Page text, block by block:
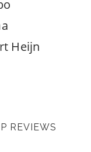
Heijn
REVIEWS